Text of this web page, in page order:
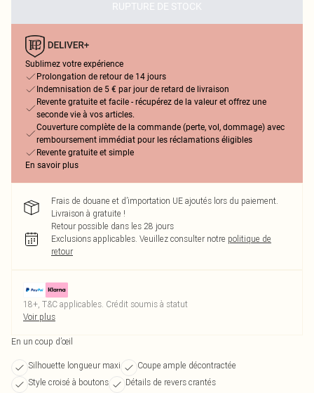
RUPTURE DE STOCK
Sublimez votre expérience
Prolongation de retour de 14 jours
Indemnisation de 5 € par jour de retard de livraison
Revente gratuite et facile - récupérez de la valeur et offrez une
seconde vie à vos articles.
Couverture complète de la commande (perte, vol, dommage) avec
remboursement immédiat pour les réclamations éligibles
Revente gratuite et simple
En savoir plus
Frais de douane et d’importation UE ajoutés lors du paiement.
Livraison à gratuite !
Retour possible dans les 28 jours
Exclusions applicables. Veuillez consulter notre politique de
retour
18+, T&C applicables. Crédit soumis à statut
Voir plus
En un coup d’œil
Silhouette longueur maxi
Coupe ample décontractée
Style croisé à boutons
Détails de revers crantés